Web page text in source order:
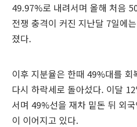
49.97%로 내려서며 올해 처음
전쟁 충격이 커진 지난달 7일에
졌다.
이후 지분율은 한때 49%대를 회
다시 하락세로 돌아섰다. 이달
서며 49%선을 재차 밑돈 뒤 외
이 이어지고 있다.